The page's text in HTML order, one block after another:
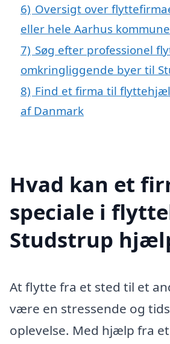
6) Oversigt over
eller hele Aarhus kommune
7) Søg efter professionel
omkringliggende byer til
8) Find et firma til
af Danmark
Hvad kan et
speciale i
Studstrup
At flytte fra et sted til et
være en stressende og
oplevelse. Med hjælp fra